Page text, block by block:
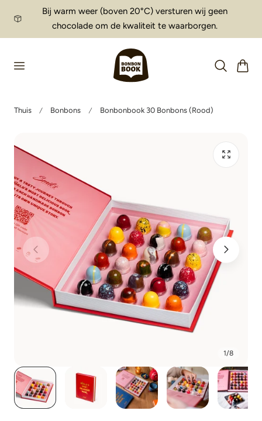
de inhoudBij warm weer (boven 20°C) versturen wij geen
chocolade om de kwaliteit te waarborgen.
Thuis Bonbons Bonbonbook 30 Bonbons (Rood)
1/8